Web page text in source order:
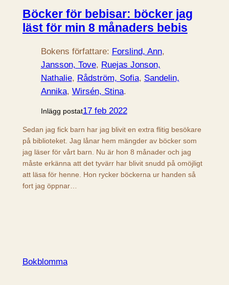
Böcker för bebisar: böcker jag
läst för min 8 månaders bebis
Bokens författare: Forslind, Ann
Jansson, Tove, Ruejas Jonson,
Nathalie, Rådström, Sofia, Sandelin,
Annika, Wirsén, Stina.
Inlägg postat17 feb 2022
Sedan jag fick barn har jag blivit en extra flitig besökare
på biblioteket. Jag lånar hem mängder av böcker som
jag läser för vårt barn. Nu är hon 8 månader och jag
måste erkänna att det tyvärr har blivit snudd på omöjligt
att läsa för henne. Hon rycker böckerna ur handen så
fort jag öppnar…
Bokblomma